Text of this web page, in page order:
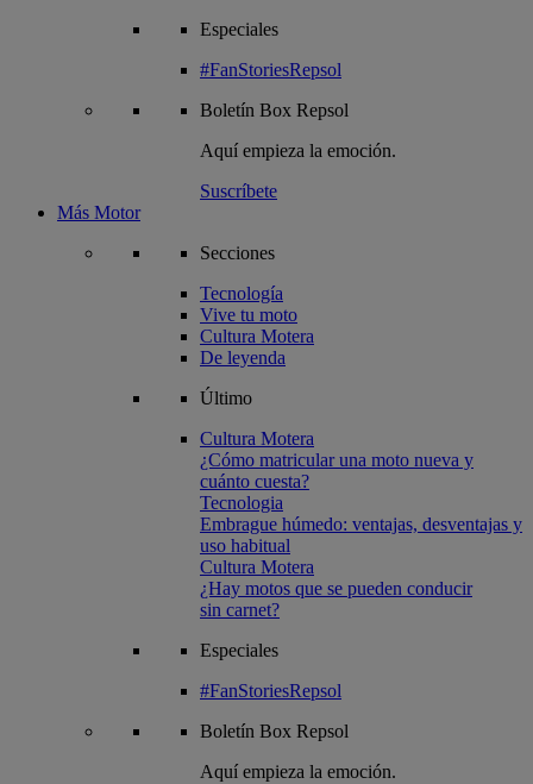
Especiales
#FanStoriesRepsol
Boletín Box Repsol
Aquí empieza la emoción.
Suscríbete
Más Motor
Secciones
Tecnología
Vive tu moto
Cultura Motera
De leyenda
Último
Cultura Motera
¿Cómo matricular una moto nueva y
cuánto cuesta?
Tecnologia
Embrague húmedo: ventajas, desventajas y
uso habitual
Cultura Motera
¿Hay motos que se pueden conducir
sin carnet?
Especiales
#FanStoriesRepsol
Boletín Box Repsol
Aquí empieza la emoción.